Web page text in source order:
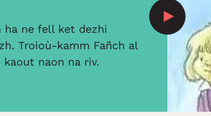
ha ne fell ket dezhi
Troioù-kamm Fañch al
kaout naon na riv.